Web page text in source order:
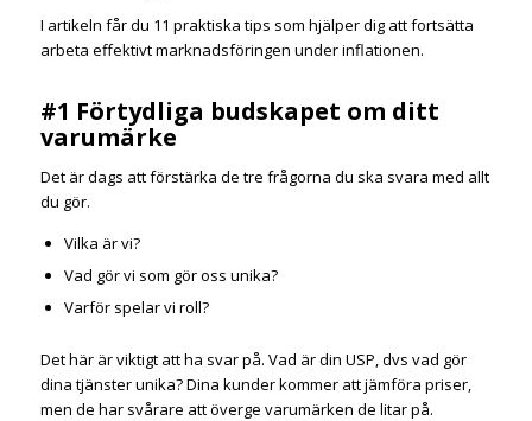
I artikeln får du 11 praktiska tips som hjälper dig att fortsätta
arbeta effektivt marknadsföringen under inflationen.
#1 Förtydliga budskapet om ditt
varumärke
Det är dags att förstärka de tre frågorna du ska svara med allt
du gör.
Vilka är vi?
Vad gör vi som gör oss unika?
Varför spelar vi roll?
Det här är viktigt att ha svar på. Vad är din USP, dvs vad gör
dina tjänster unika? Dina kunder kommer att jämföra priser,
men de har svårare att överge varumärken de litar på.